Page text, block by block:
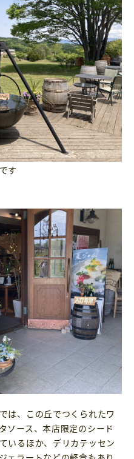
す
は、この丘でつくられたワ
ソース、本店限定のシード
いるほか、デリカテッセン